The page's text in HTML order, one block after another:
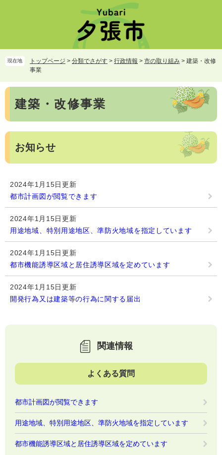
頭
で
飛
ば
て
へ
現在地 トップページ > 分類でさがす > 行政情報 > 市の取り組み > 建築・改修
事業
本
建築・改修事業
お知らせ
2024年1月15日更新
都市計画図が閲覧できます
2024年1月15日更新
用途地域、特別用途地区、準防火地域を指定しています
2024年1月15日更新
都市機能誘導区域と居住誘導区域を定めています
2024年1月15日更新
開発行為又は建築等の行為に関する届出
関連情報
よくある質問
都市計画図が閲覧できます
用途地域、特別用途地区、準防火地域を指定しています
都市機能誘導区域と居住誘導区域を定めています